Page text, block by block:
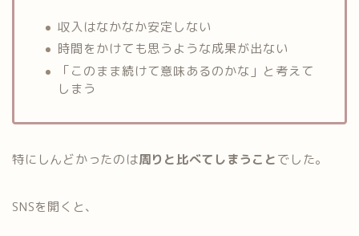
収入はなかなか安定しない
時間をかけても思うような成果が出ない
「このまま続けて意味あるのかな」と考えて
しまう
特にしんどかったのは周りと比べてしまうことでした。
SNSを開くと、